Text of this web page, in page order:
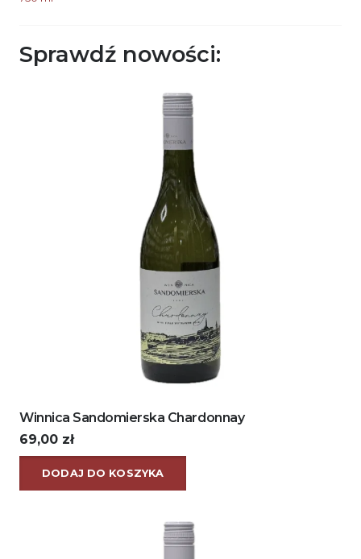
Sprawdź nowości:
Winnica Sandomierska Chardonnay
69,00 zł
DODAJ DO KOSZYKA